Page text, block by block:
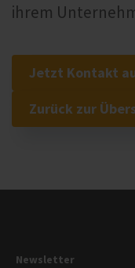
ihrem
Jetzt Kontakt
Zurück zur
Newsletter